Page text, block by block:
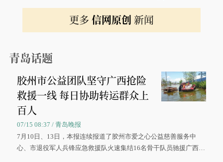
更多 信网原创 新闻
青岛话题
胶州市公益团队坚守广西抢险
救援一线 每日协助转运群众上
百人
07/15 08:37 / 青岛晚报
7月10日、13日，本报连续报道了胶州市爱之心公益慈善服务中
心、市退役军人兵锋应急救援队火速集结16名骨干队员驰援广西灾